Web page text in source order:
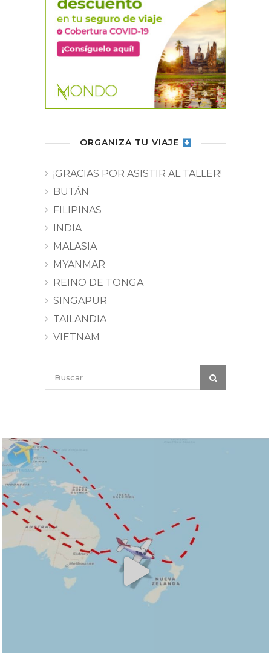
ORGANIZA TU VIAJE
¡GRACIAS POR ASISTIR AL TALLER!
BUTÁN
FILIPINAS
INDIA
MALASIA
MYANMAR
REINO DE TONGA
SINGAPUR
TAILANDIA
VIETNAM